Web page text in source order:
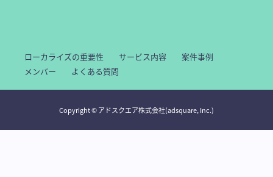
ローカライズの重要性 サービス内容
案件事例
メンバー
よくある質問
Copyright © アドスクエア株式会社(adsquare, Inc.)